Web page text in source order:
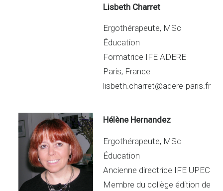
Lisbeth Charret
Ergothérapeute, MSc
Éducation
Formatrice IFE ADERE
Paris, France
lisbeth.charret@adere-paris.fr
Hélène Hernandez
Ergothérapeute, MSc
Éducation
Ancienne directrice IFE UPEC
Membre du collège édition de